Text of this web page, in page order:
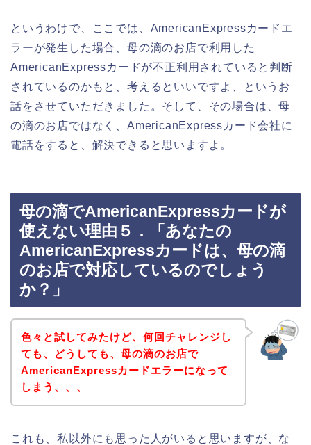
というわけで、ここでは、AmericanExpressカードエ
ラーが発生した場合、母の滴のお店で利用した
AmericanExpressカードが不正利用されていると判断
されているのかもと、考えるといいですよ、というお
話をさせていただきました。そして、その場合は、母
の滴のお店ではなく、AmericanExpressカード会社に
電話をすると、解決できると思いますよ。
母の滴でAmericanExpressカードが
使えない理由５．「あなたの
AmericanExpressカードは、母の滴
のお店で対応しているのでしょう
か？」
色々と試してみたけど、何回チャレンジし
ても、どうしても、母の滴のお店で
AmericanExpressカードエラーになって
しまう、、、
これも、私以外にも思った人がいると思いますが、な